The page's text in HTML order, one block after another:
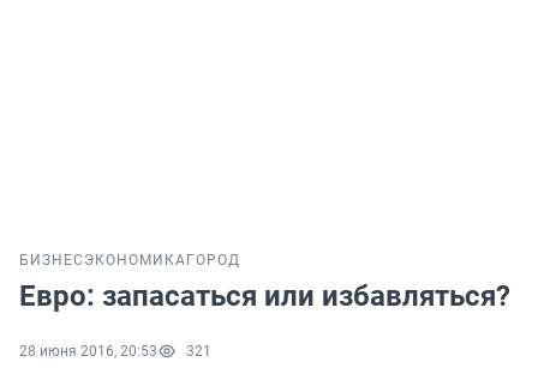
БИЗНЕС ЭКОНОМИКА ГОРОД
Евро: запасаться или избавляться?
28 июня 2016, 20:53 321